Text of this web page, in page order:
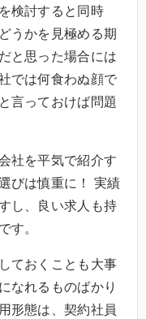
検討すると同時
うかを見極める期
と思った場合には
では何食わぬ顔で
言っておけば問題
社を平気で紹介す
びは慎重に！ 実績
し、良い求人も持
。
ておくことも大事
なれるものばかり
形態は、契約社員